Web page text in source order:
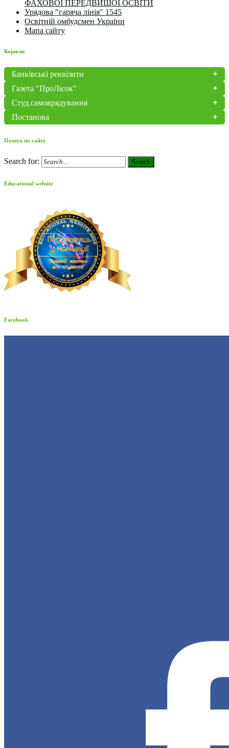
ФАХОВОЇ ПЕРЕДВИЩОЇ ОСВІТИ
Урядова "гаряча лінія" 1545
Освітній омбудсмен України
Мапа сайту
Корисне
Банківські реквізити
Газета "ПроЛісок"
Студ.самоврядування
Постанова
Пошук по сайту
Search for: Search
Educational website
Facebook